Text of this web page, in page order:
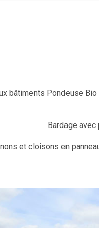
bâtiments Pondeuse Bio
Bardage
et cloisons en